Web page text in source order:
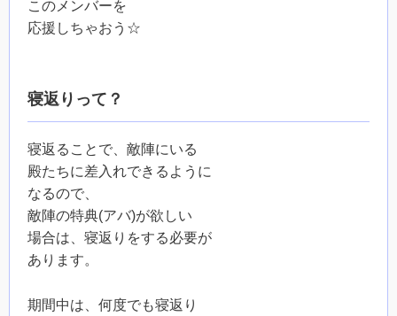
このメンバーを
応援しちゃおう☆
寝返りって？
寝返ることで、敵陣にいる
殿たちに差入れできるように
なるので、
敵陣の特典(アバ)が欲しい
場合は、寝返りをする必要が
あります。
期間中は、何度でも寝返り